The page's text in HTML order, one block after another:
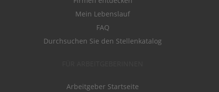
Mein Lebenslauf
FAQ
Durchsuchen Sie den Stellenkatalog
Arbeitgeber Startseite